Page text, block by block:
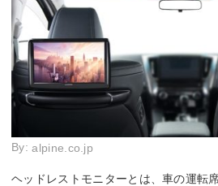
By:alpine.co.jp
ヘッドレストモニターとは、車の運転